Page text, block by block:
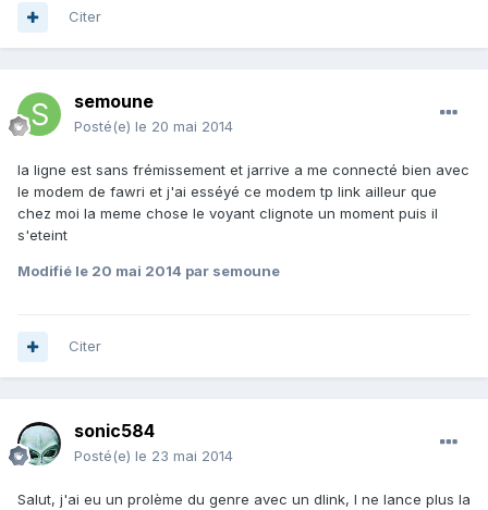
Citer
semoune
Posté(e) le 20 mai 2014
la ligne est sans frémissement et jarrive a me connecté bien avec
le modem de fawri et j'ai esséyé ce modem tp link ailleur que
chez moi la meme chose le voyant clignote un moment puis il
s'eteint
Modifié le 20 mai 2014 par semoune
Citer
sonic584
Posté(e) le 23 mai 2014
Salut, j'ai eu un prolème du genre avec un dlink, l ne lance plus la